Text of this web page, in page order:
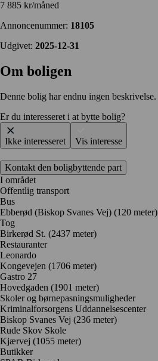
7 885 kr/måned
Annoncenummer: 18105
Udgivet: 2025-12-31
Om boligen
Denne bolig har endnu ingen beskrivelse.
Er du interesseret i at bytte bolig?
Ikke interesseret Vis interesse
Kontakt den boligbyttende part
I området
Offentlig transport
Bus
Ebberød (Biskop Svanes Vej) (120 meter)
Tog
Birkerød St. (2437 meter)
Restauranter
Leonardo
Kongevejen (1706 meter)
Gastro 27
Hovedgaden (1901 meter)
Skoler og børnepasningsmuligheder
Kriminalforsorgens Uddannelsescenter
Biskop Svanes Vej (236 meter)
Rude Skov Skole
Kjærvej (1055 meter)
Butikker